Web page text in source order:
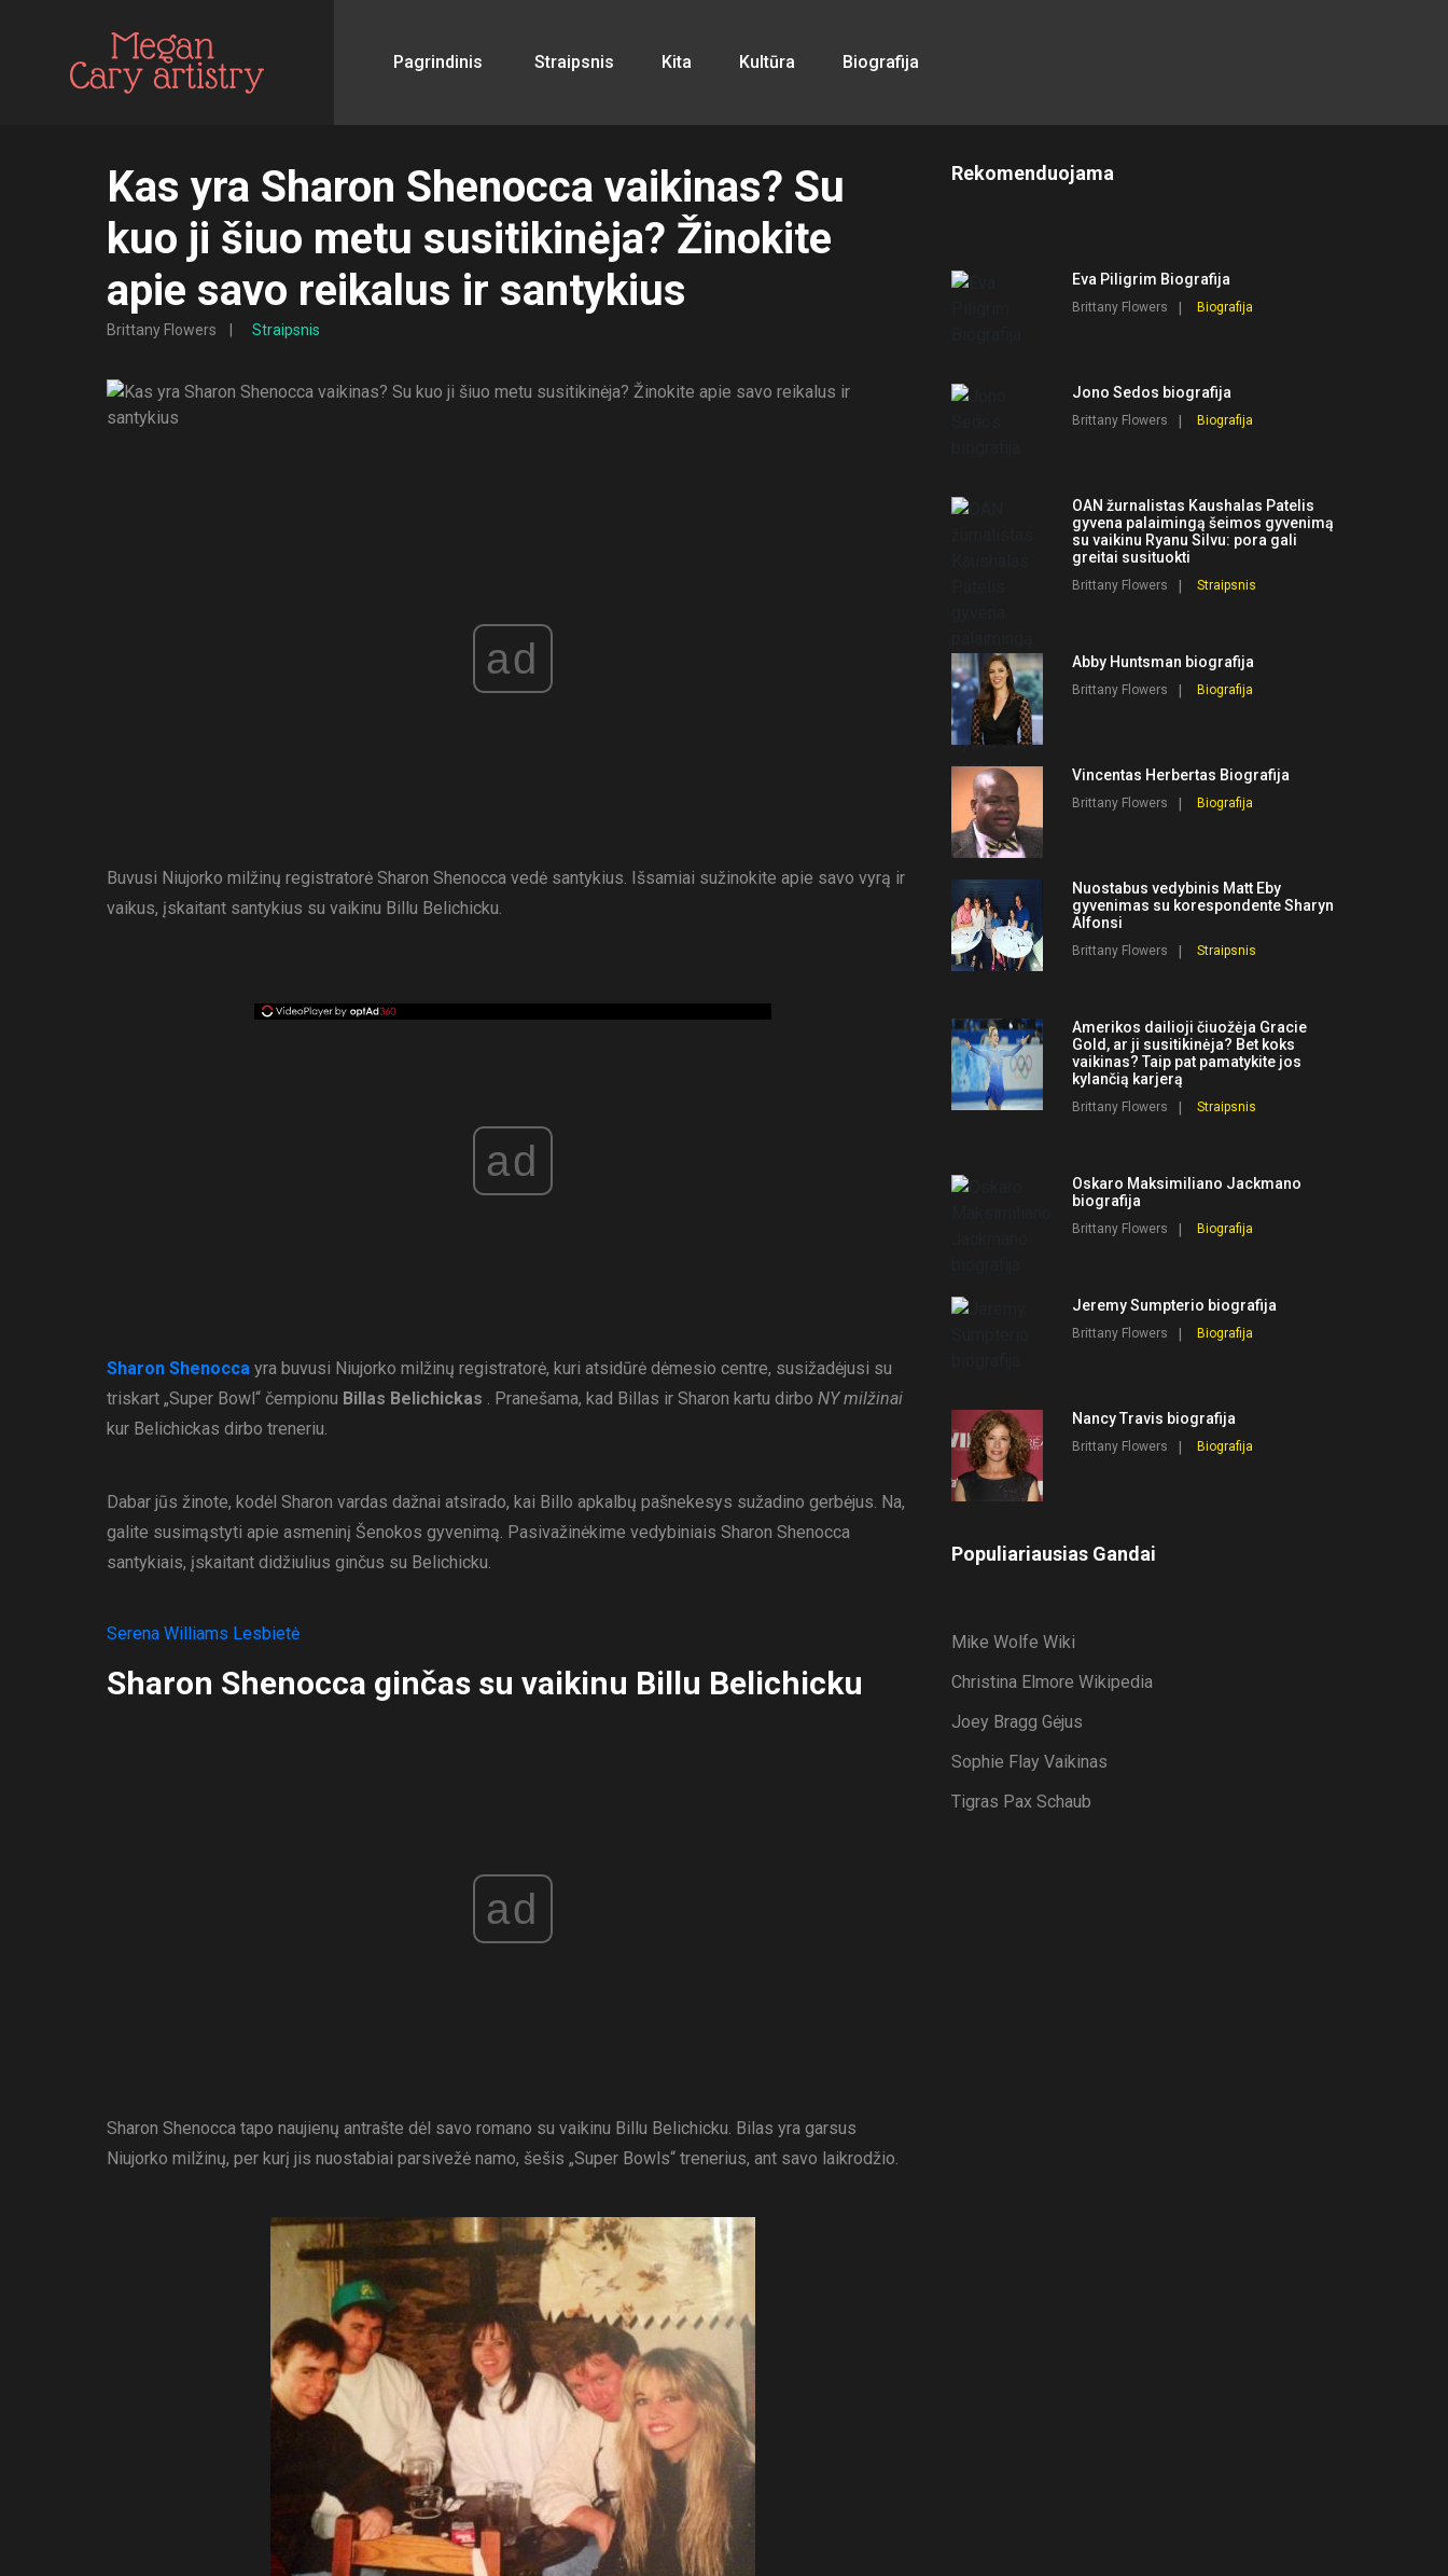
Pagrindinis Straipsnis Kita Kultūra Biografija
Kas yra Sharon Shenocca vaikinas? Su
kuo ji šiuo metu susitikinėja? Žinokite
apie savo reikalus ir santykius
Brittany Flowers Straipsnis
ad
Buvusi Niujorko milžinų registratorė Sharon Shenocca vedė santykius. Išsamiai sužinokite apie savo vyrą ir
vaikus, įskaitant santykius su vaikinu Billu Belichicku.
ad
Sharon Shenocca yra buvusi Niujorko milžinų registratorė, kuri atsidūrė dėmesio centre, susižadėjusi su
triskart „Super Bowl“ čempionu Billas Belichickas . Pranešama, kad Billas ir Sharon kartu dirbo NY milžinai
kur Belichickas dirbo treneriu.
Dabar jūs žinote, kodėl Sharon vardas dažnai atsirado, kai Billo apkalbų pašnekesys sužadino gerbėjus. Na,
galite susimąstyti apie asmeninį Šenokos gyvenimą. Pasivažinėkime vedybiniais Sharon Shenocca
santykiais, įskaitant didžiulius ginčus su Belichicku.
Serena Williams Lesbietė
Sharon Shenocca ginčas su vaikinu Billu Belichicku
ad
Sharon Shenocca tapo naujienų antrašte dėl savo romano su vaikinu Billu Belichicku. Bilas yra garsus
Niujorko milžinų, per kurį jis nuostabiai parsivežė namo, šešis „Super Bowls“ trenerius, ant savo laikrodžio.
Rekomenduojama
Eva Piligrim Biografija
Brittany Flowers Biografija
Jono Sedos biografija
Brittany Flowers Biografija
OAN žurnalistas Kaushalas Patelis
gyvena palaimingą šeimos gyvenimą
su vaikinu Ryanu Silvu: pora gali
greitai susituokti
Brittany Flowers Straipsnis
Abby Huntsman biografija
Brittany Flowers Biografija
Vincentas Herbertas Biografija
Brittany Flowers Biografija
Nuostabus vedybinis Matt Eby
gyvenimas su korespondente Sharyn
Alfonsi
Brittany Flowers Straipsnis
Amerikos dailioji čiuožėja Gracie
Gold, ar ji susitikinėja? Bet koks
vaikinas? Taip pat pamatykite jos
kylančią karjerą
Brittany Flowers Straipsnis
Oskaro Maksimiliano Jackmano
biografija
Brittany Flowers Biografija
Jeremy Sumpterio biografija
Brittany Flowers Biografija
Nancy Travis biografija
Brittany Flowers Biografija
Populiariausias Gandai
Mike Wolfe Wiki
Christina Elmore Wikipedia
Joey Bragg Gėjus
Sophie Flay Vaikinas
Tigras Pax Schaub